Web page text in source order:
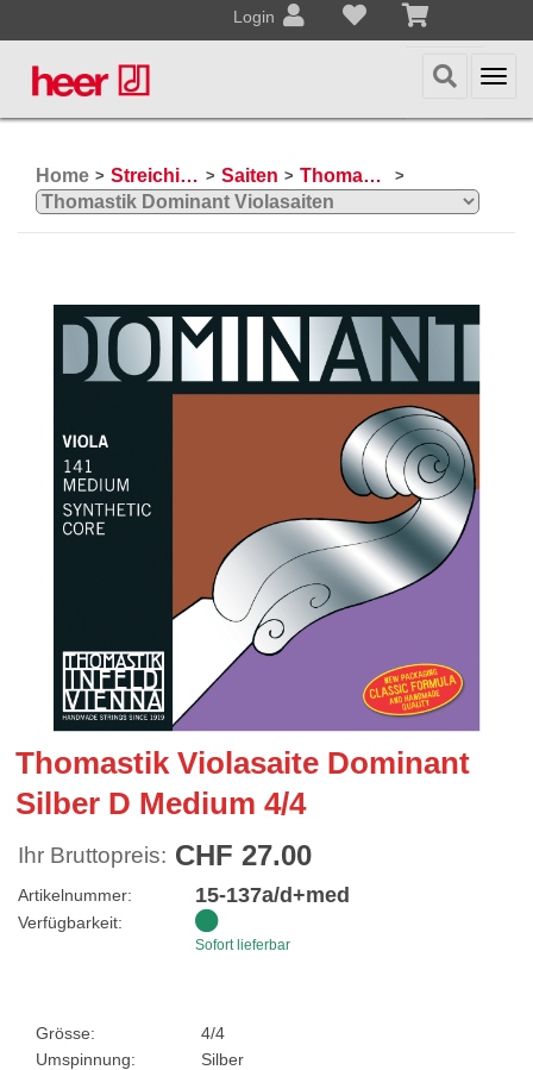
Login
Home > Streichinstrumente > Saiten > Thomastik Violasaiten >
Thomastik Violasaite Dominant
Silber D Medium 4/4
Ihr Bruttopreis: CHF 27.00
Artikelnummer: 15-137a/d+med
Verfügbarkeit:
Sofort lieferbar
Grösse:
4/4
Umspinnung:
Silber